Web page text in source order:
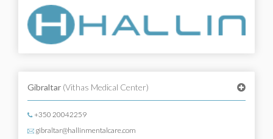
Gibraltar (Vithas Medical Center)
+350 20042259
gibraltar@hallinmentalcare.com